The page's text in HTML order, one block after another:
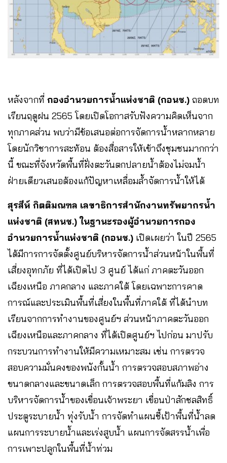
หลังจากที่ กองอำนวยการน้ำแห่งชาติ (กอนช.) ถอดบท
เรียนฤดูฝน 2565 โดยเปิดโอกาสรับฟังความคิดเห็นจาก
ทุกภาคส่วน พบว่ามีข้อเสนอต่อการจัดการน้ำหลากหลาย
โดยนักวิชาการสะท้อน ต้องสื่อสารให้เข้าถึงชุมชนมากกว่า
นี้ ขณะที่จังหวัดพื้นที่ฝั่งตะวันตกปลายน้ำต้องไม่จมน้ำ
ฝ่ายเดียวเสนอต้องแก้ปัญหาเหลื่อมล้ำจัดการน้ำให้ได้
สุรสีห์ กิตติมณฑล เลขาธิการสำนักงานทรัพยากรน้ำ
แห่งชาติ (สทนช.) ในฐานะรองผู้อำนวยการกอง
อำนวยการน้ำแห่งชาติ (กอนช.) เปิดเผยว่า ในปี 2565
ได้มีการการจัดตั้งศูนย์บริหารจัดการน้ำส่วนหน้าในพื้นที่
เสี่ยงอุทกภัย ที่ได้เปิดไป 3 ศูนย์ ได้แก่ ภาคตะวันออก
เฉียงเหนือ ภาคกลาง และภาคใต้ โดยเฉพาะการคาด
การณ์และประเมินพื้นที่เสี่ยงในพื้นที่ภาคใต้ ที่ได้นำบท
เรียนจากการทำงานของศูนย์ฯ ส่วนหน้าภาคตะวันออก
เฉียงเหนือและภาคกลาง ที่ได้เปิดศูนย์ฯ ไปก่อน มาปรับ
กระบวนการทำงานให้มีความเหมาะสม เช่น การตรวจ
สอบความมั่นคงของพนังกั้นน้ำ การตรวจสอบสภาพอ่าง
ขนาดกลางและขนาดเล็ก การตรวจสอบพื้นที่แก้มลิง การ
บริหารจัดการน้ำของเขื่อนเจ้าพระยา เขื่อนป่าสักชลสิทธิ์
ประตูระบายน้ำ ทุ่งรับน้ำ การจัดทำแผนชี้เป้าพื้นที่น้ำลด
แผนการระบายน้ำและเร่งสูบน้ำ แผนการจัดสรรน้ำเพื่อ
การเพาะปลูกในพื้นที่น้ำท่วม